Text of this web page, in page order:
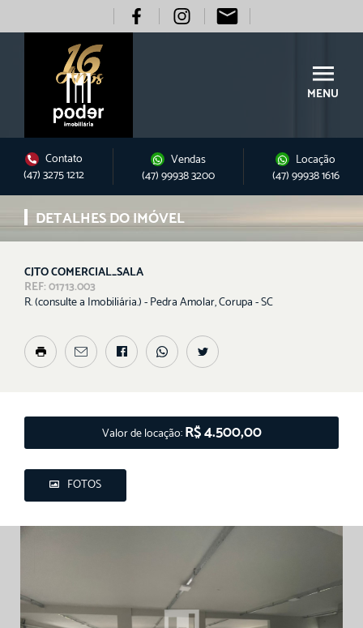
MENU
Contato
(47) 3275 1212
Vendas
(47) 99938 3200
Locação
(47) 99938 1616
DETALHES DO IMÓVEL
CJTO COMERCIAL_SALA
REF: 01713.003
R. (consulte a Imobiliária.) - Pedra Amolar, Corupa - SC
FOTOS
Valor de locação:R$ 4.500,00